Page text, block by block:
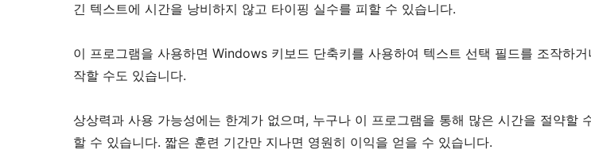
긴 텍스트에 시간을 낭비하지 않고 타이핑 실수를 피할 수 있습니다.
이 프로그램을 사용하면 Windows 키보드 단축키를 사용하여 텍스트 선택 필드를 조작하
작할 수도 있습니다.
상상력과 사용 가능성에는 한계가 없으며, 누구나 이 프로그램을 통해 많은 시간을 절약할
할 수 있습니다. 짧은 훈련 기간만 지나면 영원히 이익을 얻을 수 있습니다.